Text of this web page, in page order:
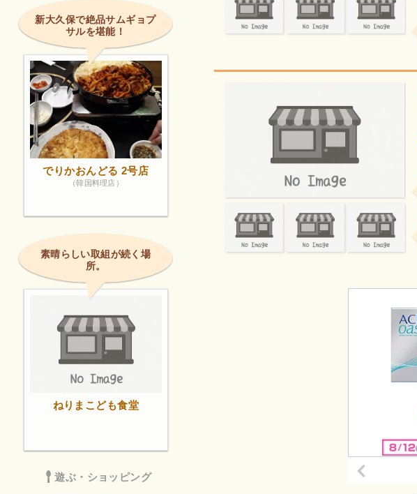
新大久保で絶品サムギョプ
サルを堪能！
でりかおんどる 2号店
（韓国料理店）
素晴らしい取組が続く場
所。
ねりまこども食堂
遊ぶ・ショッピング